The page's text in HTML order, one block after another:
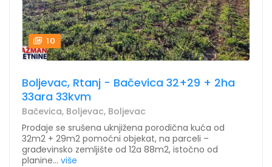
10
Boljevac, Rtanj - Bačevica 32+29 + 2ha
33ara 33kvm
Bačevica, Boljevac, Boljevac
Prodaje se srušena uknjižena porodična kuća od
32m2 + 29m2 pomoćni objekat, na parceli –
građevinsko zemljište od 12a 88m2, istočno od
planine... više